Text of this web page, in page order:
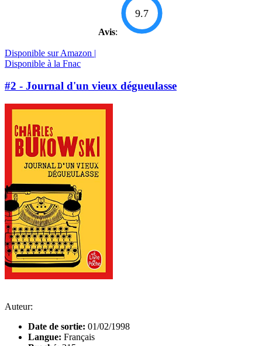
Avis:
9.7
Disponible sur Amazon |
Disponible à la Fnac
#2 - Journal d'un vieux dégueulasse
Auteur:
Date de sortie: 01/02/1998
Langue: Français